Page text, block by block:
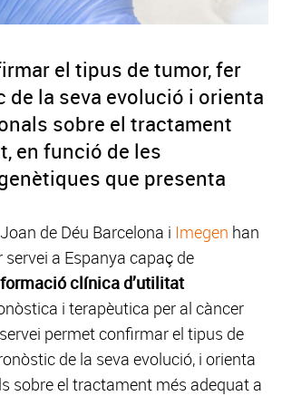
el tipus de tumor, fer
de la seva evolució i orienta
sobre el tractament
en funció de les
que presenta
de Déu Barcelona i Imegen han
a Espanya capaç de
clínica d’utilitat
i terapèutica per al càncer
permet confirmar el tipus de
de la seva evolució, i orienta
sobre el tractament més adequat a